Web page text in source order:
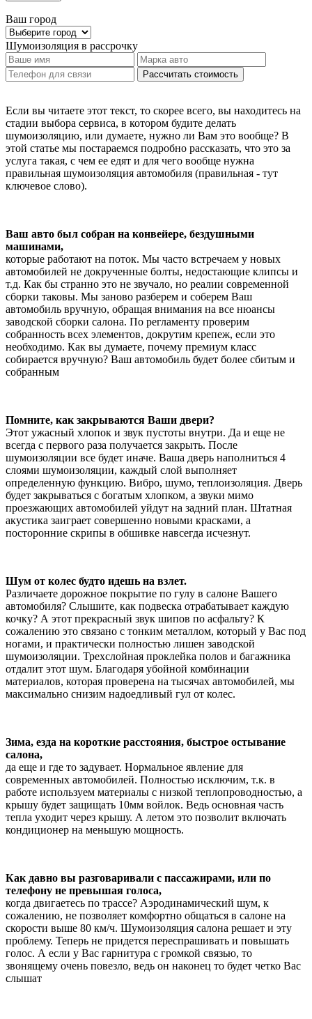
Ваш город
Шумоизоляция в рассрочку
Рассчитать стоимость
Если вы читаете этот текст, то скорее всего, вы находитесь на
стадии выбора сервиса, в котором будите делать
шумоизоляцию, или думаете, нужно ли Вам это вообще? В
этой статье мы постараемся подробно рассказать, что это за
услуга такая, с чем ее едят и для чего вообще нужна
правильная шумоизоляция автомобиля (правильная - тут
ключевое слово).
Ваш авто был собран на конвейере, бездушными
машинами,
которые работают на поток. Мы часто встречаем у новых
автомобилей не докрученные болты, недостающие клипсы и
т.д. Как бы странно это не звучало, но реалии современной
сборки таковы. Мы заново разберем и соберем Ваш
автомобиль вручную, обращая внимания на все нюансы
заводской сборки салона. По регламенту проверим
собранность всех элементов, докрутим крепеж, если это
необходимо. Как вы думаете, почему премиум класс
собирается вручную? Ваш автомобиль будет более сбитым и
собранным
Помните, как закрываются Ваши двери?
Этот ужасный хлопок и звук пустоты внутри. Да и еще не
всегда с первого раза получается закрыть. После
шумоизоляции все будет иначе. Ваша дверь наполниться 4
слоями шумоизоляции, каждый слой выполняет
определенную функцию. Вибро, шумо, теплоизоляция. Дверь
будет закрываться с богатым хлопком, а звуки мимо
проезжающих автомобилей уйдут на задний план. Штатная
акустика заиграет совершенно новыми красками, а
посторонние скрипы в обшивке навсегда исчезнут.
Шум от колес будто идешь на взлет.
Различаете дорожное покрытие по гулу в салоне Вашего
автомобиля? Слышите, как подвеска отрабатывает каждую
кочку? А этот прекрасный звук шипов по асфальту? К
сожалению это связано с тонким металлом, который у Вас под
ногами, и практически полностью лишен заводской
шумоизоляции. Трехслойная проклейка полов и багажника
отдалит этот шум. Благодаря убойной комбинации
материалов, которая проверена на тысячах автомобилей, мы
максимально снизим надоедливый гул от колес.
Зима, езда на короткие расстояния, быстрое остывание
салона,
да еще и где то задувает. Нормальное явление для
современных автомобилей. Полностью исключим, т.к. в
работе используем материалы с низкой теплопроводностью, а
крышу будет защищать 10мм войлок. Ведь основная часть
тепла уходит через крышу. А летом это позволит включать
кондиционер на меньшую мощность.
Как давно вы разговаривали с пассажирами, или по
телефону не превышая голоса,
когда двигаетесь по трассе? Аэродинамический шум, к
сожалению, не позволяет комфортно общаться в салоне на
скорости выше 80 км/ч. Шумоизоляция салона решает и эту
проблему. Теперь не придется переспрашивать и повышать
голос. А если у Вас гарнитура с громкой связью, то
звонящему очень повезло, ведь он наконец то будет четко Вас
слышат